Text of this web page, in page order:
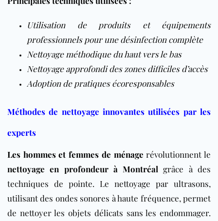
Utilisation de produits et équipements
professionnels pour une désinfection complète
Nettoyage méthodique du haut vers le bas
Nettoyage approfondi des zones difficiles d’accès
Adoption de pratiques écoresponsables
Méthodes de nettoyage innovantes utilisées par les
experts
Les hommes et femmes de ménage révolutionnent le
nettoyage en profondeur à Montréal grâce à des
techniques de pointe. Le nettoyage par ultrasons,
utilisant des ondes sonores à haute fréquence, permet
de nettoyer les objets délicats sans les endommager.